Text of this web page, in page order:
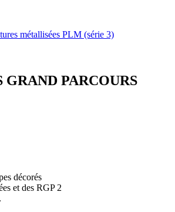
métallisées PLM (série 3)
GRAND PARCOURS
décorés
et des RGP 2